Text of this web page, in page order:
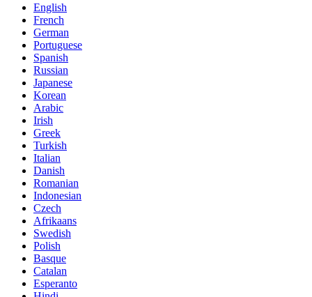
English
French
German
Portuguese
Spanish
Russian
Japanese
Korean
Arabic
Irish
Greek
Turkish
Italian
Danish
Romanian
Indonesian
Czech
Afrikaans
Swedish
Polish
Basque
Catalan
Esperanto